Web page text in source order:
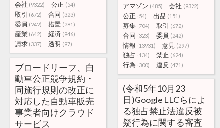
会社 (9322) 公正 (54)
取引 (672) 合同 (323)
委員 (242) 措置 (281)
産業 (642) 経済 (946)
請求 (337) 透明 (97)
アマゾン (485) 会社 (9322)
公正 (54) 出品 (151)
募集 (704) 取引 (672)
合同 (323) 委員 (242)
情報 (13931) 意見 (297)
独占 (134) 禁止 (624)
行為 (300) 違反 (471)
ブロードリーフ、自
動車公正競争規約・
同施行規則の改正に
対応した自動車販売
事業者向けクラウド
サービス
(令和5年10月23
日)Google LLCらによ
る独占禁止法違反被
疑行為に関する審査